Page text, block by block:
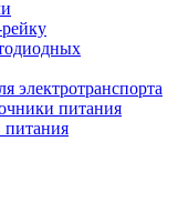
электротранспорта
питания
питания